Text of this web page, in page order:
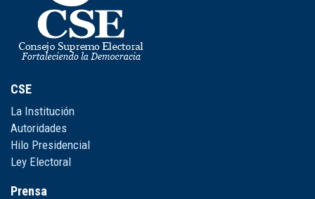
CSE
La Institución
Autoridades
Hilo Presidencial
Ley Electoral
Prensa